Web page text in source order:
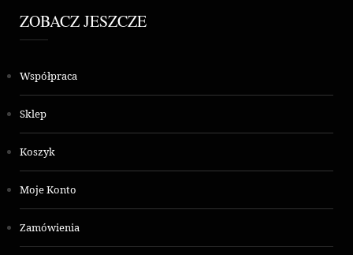
ZOBACZ JESZCZE
Współpraca
Sklep
Koszyk
Moje Konto
Zamówienia